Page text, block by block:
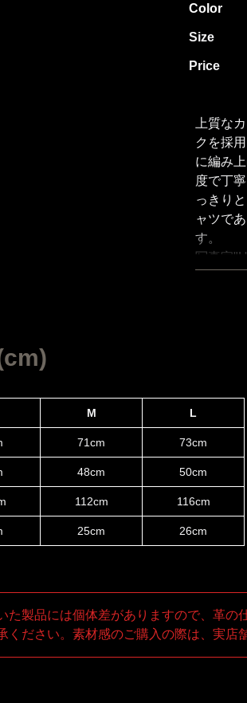
Color
Size
Price
上質な
クを採
に編み
度で丁
っきり
ャツで
す。
写真家
に「ロ
M L
71cm 73cm
48cm 50cm
112cm 116cm
25cm 26cm
た製品には個体差がありますので、革
ください。素材感のご購入の際は、実店